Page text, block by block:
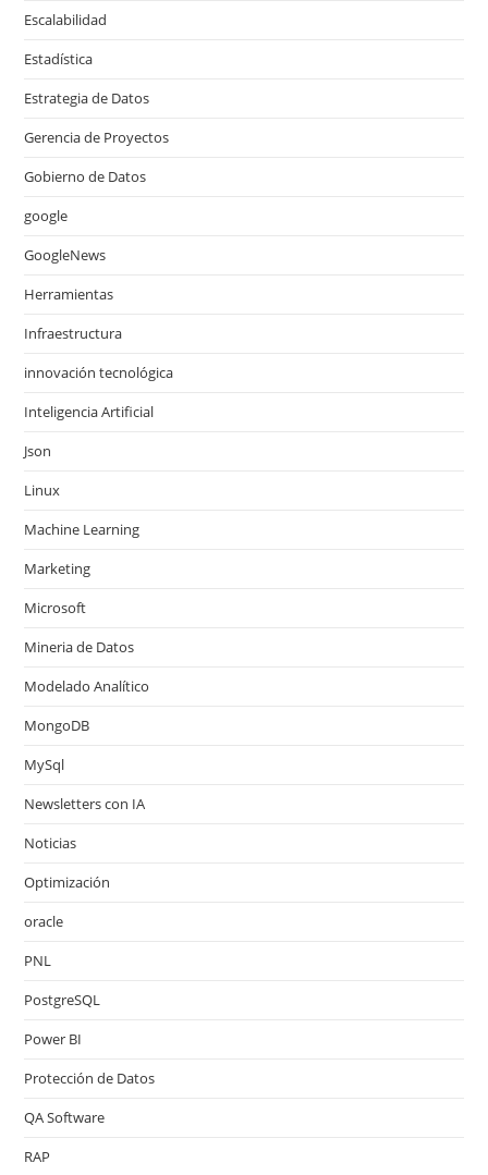
Escalabilidad
Estadística
Estrategia de Datos
Gerencia de Proyectos
Gobierno de Datos
google
GoogleNews
Herramientas
Infraestructura
innovación tecnológica
Inteligencia Artificial
Json
Linux
Machine Learning
Marketing
Microsoft
Mineria de Datos
Modelado Analítico
MongoDB
MySql
Newsletters con IA
Noticias
Optimización
oracle
PNL
PostgreSQL
Power BI
Protección de Datos
QA Software
RAP